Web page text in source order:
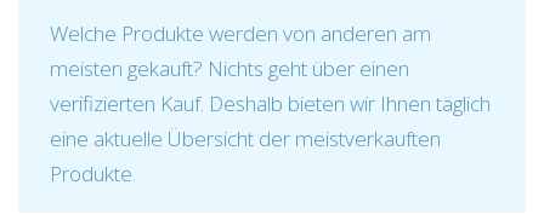
Welche Produkte werden von anderen am
meisten gekauft? Nichts geht über einen
verifizierten Kauf. Deshalb bieten wir Ihnen täglich
eine aktuelle Übersicht der meistverkauften
Produkte.